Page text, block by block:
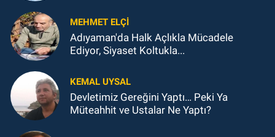
MEHMET ELÇI
Adıyaman'da Halk Açlıkla Mücadele
Ediyor, Siyaset Koltukla...
KEMAL UYSAL
Devletimiz Gereğini Yaptı… Peki Ya
Müteahhit ve Ustalar Ne Yaptı?